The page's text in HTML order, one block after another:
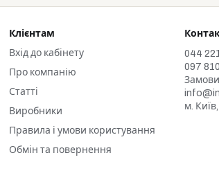
Клієнтам
Вхід до кабінету
Про компанію
Статті
Виробники
Правила і умови користування
Обмін та повернення
044
097
м.